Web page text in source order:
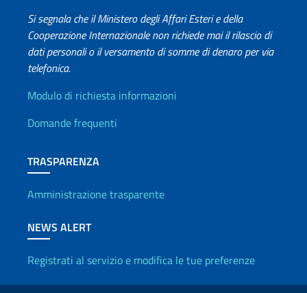
Si segnala che il Ministero degli Affari Esteri e della
Cooperazione Internazionale non richiede mai il rilascio di
dati personali o il versamento di somme di denaro per via
telefonica.
Info utili
Modulo di richiesta informazioni
Domande frequenti
TRASPARENZA
Amministrazione trasparente
NEWS ALERT
Registrati al servizio e modifica le tue preferenze